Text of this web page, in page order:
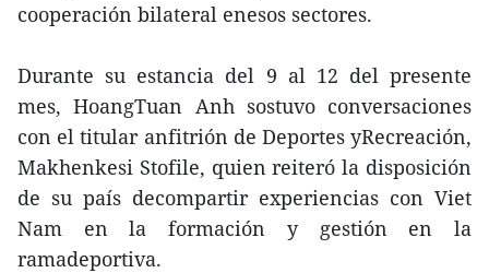
cooperación bilateral enesos sectores.
Durante su estancia del 9 al 12 del presente
mes, HoangTuan Anh sostuvo conversaciones
con el titular anfitrión de Deportes yRecreación,
Makhenkesi Stofile, quien reiteró la disposición
de su país decompartir experiencias con Viet
Nam en la formación y gestión en la
ramadeportiva.